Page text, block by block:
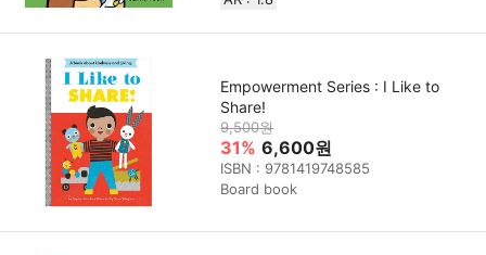
Empowerment Series : I Like to
Share!
9,500원
31% 6,600원
ISBN : 9781419748585
Board book